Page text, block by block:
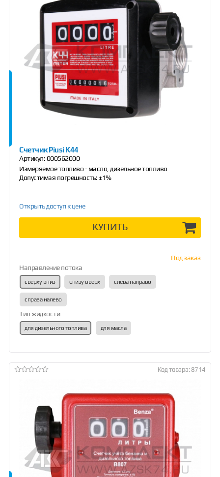
Счетчик Piusi K44
Артикул:000562000
Измеряемое топливо - масло, дизельное топливо
Допустимая погрешность: ±1%
Открыть доступ к цене
КУПИТЬ
Под заказ
Направление потока
сверху вниз снизу вверх слева направо
справа налево
Тип жидкости
для дизельного топлива для масла
Код товара: 8714